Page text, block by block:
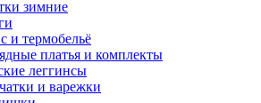
зимние
и термобельё
платья и комплекты
леггинсы
и варежки